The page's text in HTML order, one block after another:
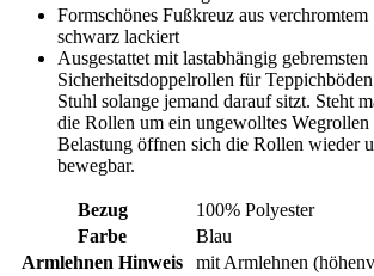
Formschönes Fußkreuz aus
schwarz lackiert
Ausgestattet mit lastabhängig gebremsten
Sicherheitsdoppelrollen für
Stuhl solange jemand darauf sitzt. Steht
die Rollen um ein ungewolltes
Belastung öffnen sich die Rollen wieder
bewegbar.
Bezug
100% Polyester
Farbe
Blau
Armlehnen Hinweis
mit Armlehnen